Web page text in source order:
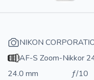
NIKON
AF-S Zoom-Nikkor
24.0 mm
ƒ/10